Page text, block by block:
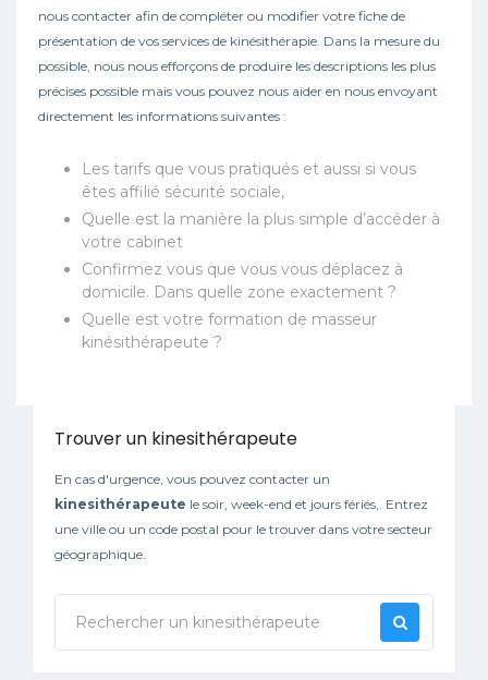
nous contacter afin de compléter ou modifier votre fiche de
présentation de vos services de kinésithérapie. Dans la mesure du
possible, nous nous efforçons de produire les descriptions les plus
précises possible mais vous pouvez nous aider en nous envoyant
directement les informations suivantes :
Les tarifs que vous pratiqués et aussi si vous
êtes affilié sécurité sociale,
Quelle est la manière la plus simple d’accéder à
votre cabinet
Confirmez vous que vous vous déplacez à
domicile. Dans quelle zone exactement ?
Quelle est votre formation de masseur
kinésithérapeute ?
Trouver un kinesithérapeute
En cas d'urgence, vous pouvez contacter un
kinesithérapeute le soir, week-end et jours fériés,. Entrez
une ville ou un code postal pour le trouver dans votre secteur
géographique.